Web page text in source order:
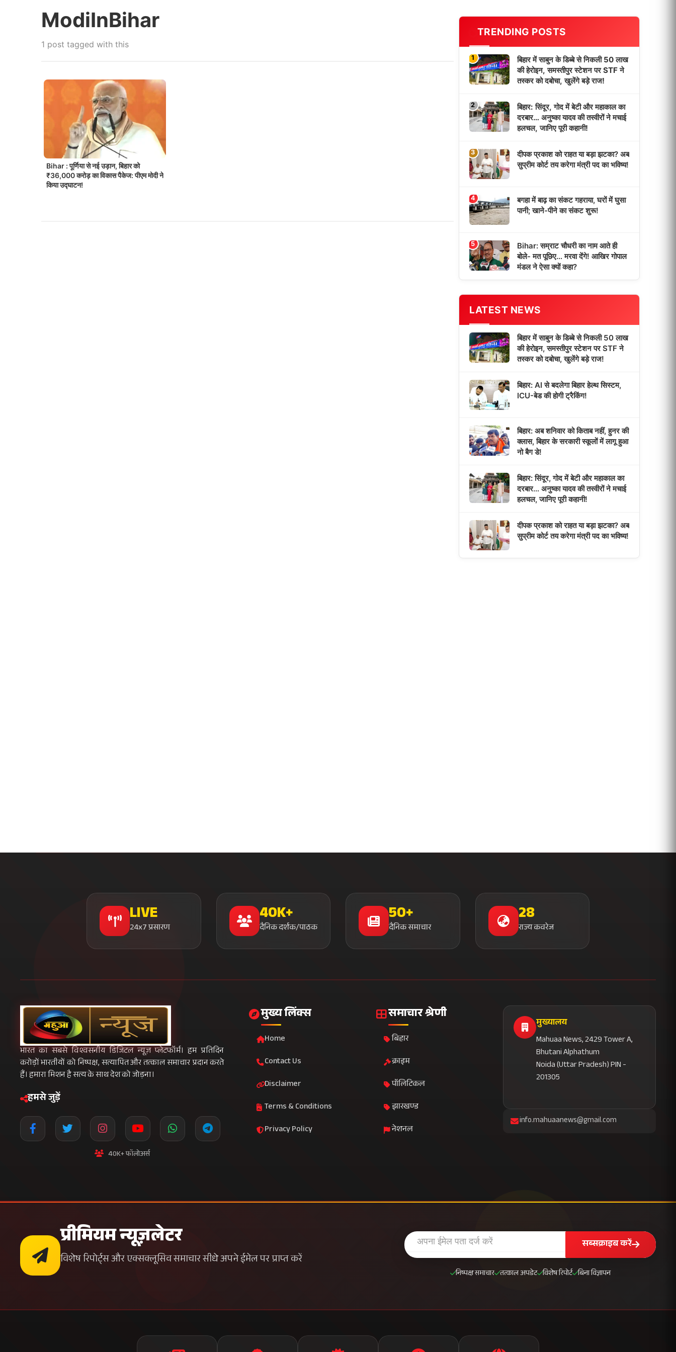
ModiInBihar
1 post tagged with this
Bihar : पूर्णिया से नई उड़ान, बिहार को
₹36,000 करोड़ का विकास पैकेज: पीएम मोदी ने
किया उद्घाटन!
TRENDING POSTS
1
बिहार में साबुन के डिब्बे से निकली 50 लाख
की हेरोइन, समस्तीपुर स्टेशन पर STF ने
तस्कर को दबोचा, खुलेंगे बड़े राज!
2
बिहार: सिंदूर, गोद में बेटी और महाकाल का
दरबार… अनुष्का यादव की तस्वीरों ने मचाई
हलचल, जानिए पूरी कहानी!
3
दीपक प्रकाश को राहत या बड़ा झटका? अब
सुप्रीम कोर्ट तय करेगा मंत्री पद का भविष्य!
4
बगहा में बाढ़ का संकट गहराया, घरों में घुसा
पानी; खाने-पीने का संकट शुरू!
5
Bihar: सम्राट चौधरी का नाम आते ही
बोले- मत पूछिए… मरवा देंगे! आखिर गोपाल
मंडल ने ऐसा क्यों कहा?
LATEST NEWS
बिहार में साबुन के डिब्बे से निकली 50 लाख
की हेरोइन, समस्तीपुर स्टेशन पर STF ने
तस्कर को दबोचा, खुलेंगे बड़े राज!
बिहार: AI से बदलेगा बिहार हेल्थ सिस्टम,
ICU-बेड की होगी ट्रैकिंग!
बिहार: अब शनिवार को किताब नहीं, हुनर की
क्लास, बिहार के सरकारी स्कूलों में लागू हुआ
नो बैग डे!
बिहार: सिंदूर, गोद में बेटी और महाकाल का
दरबार… अनुष्का यादव की तस्वीरों ने मचाई
हलचल, जानिए पूरी कहानी!
दीपक प्रकाश को राहत या बड़ा झटका? अब
सुप्रीम कोर्ट तय करेगा मंत्री पद का भविष्य!
LIVE
24x7 प्रसारण
40K+
दैनिक दर्शक/पाठक
50+
दैनिक समाचार
28
राज्य कवरेज
भारत का सबसे विश्वसनीय डिजिटल न्यूज़ प्लेटफॉर्म। हम प्रतिदिन
करोड़ों भारतीयों को निष्पक्ष, सत्यापित और तत्काल समाचार प्रदान करते
हैं। हमारा मिशन है सत्य के साथ देश को जोड़ना।
हमसे जुड़ें
40K+ फॉलोअर्स
मुख्य लिंक्स
Home
Contact Us
Disclaimer
Terms & Conditions
Privacy Policy
समाचार श्रेणी
बिहार
क्राइम
पॉलिटिकल
झारखण्ड
नेशनल
मुख्यालय
Mahuaa News, 2429 Tower A,
Bhutani Alphathum
Noida (Uttar Pradesh) PIN -
201305
info.mahuaanews@gmail.com
प्रीमियम न्यूज़लेटर
विशेष रिपोर्ट्स और एक्सक्लूसिव समाचार सीधे अपने ईमेल पर प्राप्त करें
सब्सक्राइब करें
निष्पक्ष समाचार तत्काल अपडेट विशेष रिपोर्ट बिना विज्ञापन